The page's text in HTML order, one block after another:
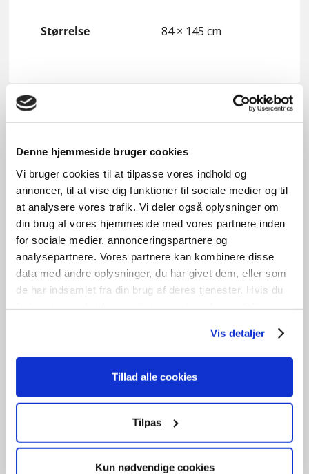
Denne hjemmeside bruger cookies
Vi bruger cookies til at tilpasse vores indhold og
annoncer, til at vise dig funktioner til sociale medier og til
at analysere vores trafik. Vi deler også oplysninger om
din brug af vores hjemmeside med vores partnere inden
for sociale medier, annonceringspartnere og
analysepartnere. Vores partnere kan kombinere disse
data med andre oplysninger, du har givet dem, eller som
de har indsamlet fra din brug af deres tjenester. Hvis du
Vis detaljer
Tillad alle cookies
Tilpas
Kun nødvendige cookies
Størrelse 84 × 145 cm
Relaterede varer
GENBRUG
Sidehængt vindue
kr.200,00
Tilføj til kurv
B47cm /H 47cm15stk. på lager
Sidehængt badeværelsesvindue
kr.1.000,00
Tilføj til kurv
B120cm /H136cm1stk. på lager